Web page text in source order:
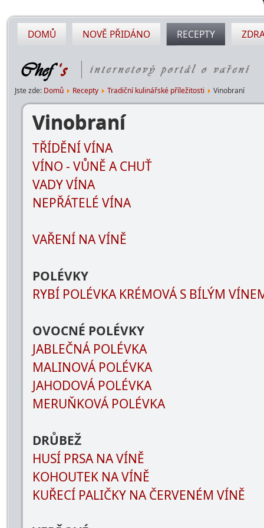
DOMŮ NOVĚ PŘIDÁNO RECEPTY
Jste zde: Domů Recepty Tradiční kulinářské příležitosti Vinobraní
Vinobraní
TŘÍDĚNÍ VÍNA
VÍNO - VŮNĚ A CHUŤ
VADY VÍNA
NEPŘÁTELÉ VÍNA
VAŘENÍ NA VÍNĚ
POLÉVKY
RYBÍ POLÉVKA KRÉMOVÁ S BÍLÝM
OVOCNÉ POLÉVKY
JABLEČNÁ POLÉVKA
MALINOVÁ POLÉVKA
JAHODOVÁ POLÉVKA
MERUŇKOVÁ POLÉVKA
DRŮBEŽ
HUSÍ PRSA NA VÍNĚ
KOHOUTEK NA VÍNĚ
KUŘECÍ PALIČKY NA ČERVENÉM VÍNĚ